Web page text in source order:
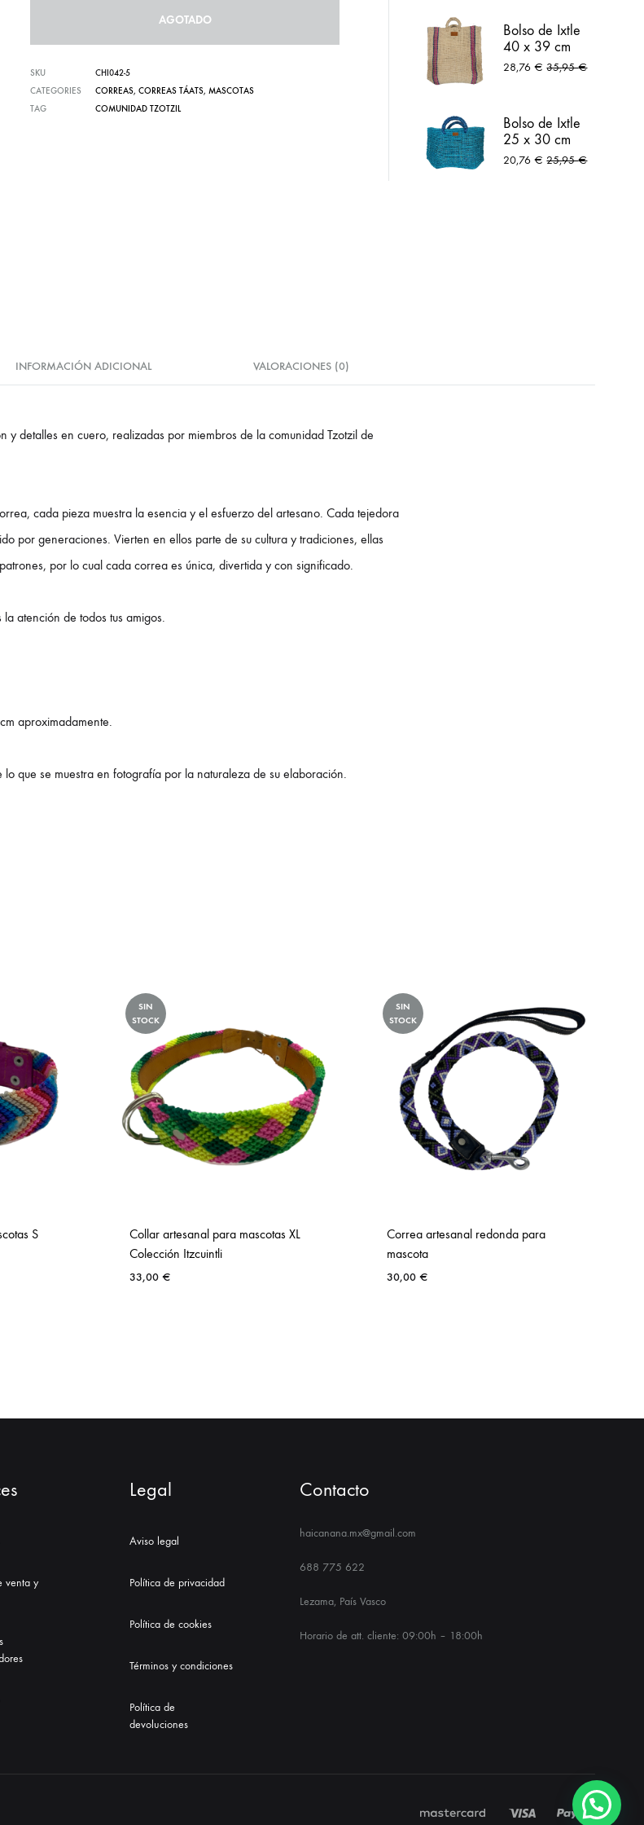
Arneses
AGOTADO
SKU
CHI042-5
CATEGORIES
CORREAS, CORREAS TÁATS, MASCOTAS
TAG
COMUNIDAD TZOTZIL
Bolso de Ixtle
40 x 39 cm
natural
28,76€ 35,95€
Bolso de Ixtle
25 x 30 cm
azul peltre
20,76€ 25,95€
INFORMACIÓN ADICIONAL VALORACIONES (0)
detalles en cuero, realizadas por miembros de la comunidad Tzotzil de
cada pieza muestra la esencia y el esfuerzo del artesano. Cada tejedora
por generaciones. Vierten en ellos parte de su cultura y tradiciones, ellas
por lo cual cada correa es única, divertida y con significado.
atención de todos tus amigos.
aproximadamente.
que se muestra en fotografía por la naturaleza de su elaboración.
S
SIN
STOCK
Collar artesanal para mascotas XL
Colección Itzcuintli
33,00 €
SIN
STOCK
Correa artesanal redonda para
mascota
30,00 €
venta y
Legal
Aviso legal
Política de privacidad
Política de cookies
Términos y condiciones
Política de
devoluciones
Contacto
haicanana.mx@gmail.com
688 775 622
Lezama, País Vasco
Horario de att. cliente: 09:00h – 18:00h